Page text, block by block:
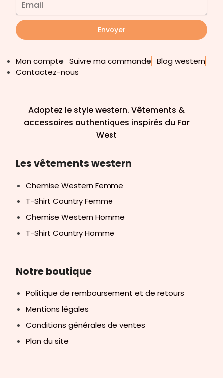
Envoyer
Mon compte Suivre ma commande Blog western
Contactez-nous
Adoptez le style western. Vêtements &
accessoires authentiques inspirés du Far
West
Les vêtements western
Chemise Western Femme
T-Shirt Country Femme
Chemise Western Homme
T-Shirt Country Homme
Notre boutique
Politique de remboursement et de retours
Mentions légales
Conditions générales de ventes
Plan du site